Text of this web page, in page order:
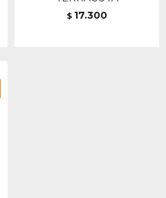
$ 17.300